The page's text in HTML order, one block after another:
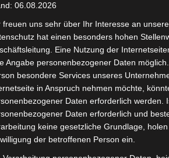
2027 –
20.
AS Soliman
zu
06.08.2026
freuen uns sehr über Ihr Interesse an
hat einen besonders hohen
Eine Nutzung der
Angabe personenbezogener Daten
besondere Services unseres
in Anspruch nehmen möchte,
Daten erforderlich werden.
Daten erforderlich und
keine gesetzliche Grundlage,
der betroffenen Person ein.